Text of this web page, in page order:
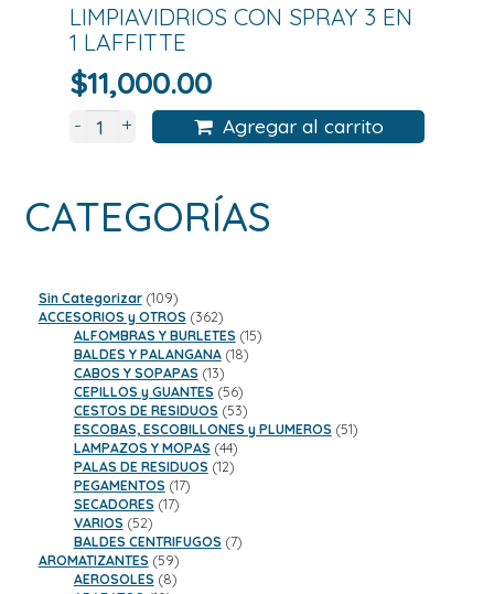
LIMPIAVIDRIOS CON SPRAY 3 EN
1 LAFFITTE
$11,000.00
- + Agregar al carrito
CATEGORÍAS
Sin Categorizar 109109
productos
ACCESORIOS y OTROS 362362
productos
ALFOMBRAS Y BURLETES 1515
BALDES Y PALANGANA 1818
CABOS Y SOPAPAS 1313
productos
CEPILLOS y GUANTES 5656
productos
CESTOS DE RESIDUOS 5353
productos
ESCOBAS, ESCOBILLONES y PLUMEROS 5151
LAMPAZOS Y MOPAS 4444
productos
PALAS DE RESIDUOS 1212
PEGAMENTOS 1717
SECADORES 1717
VARIOS 5252
productos
BALDES CENTRIFUGOS 77
AROMATIZANTES 5959
productos
AEROSOLES 88